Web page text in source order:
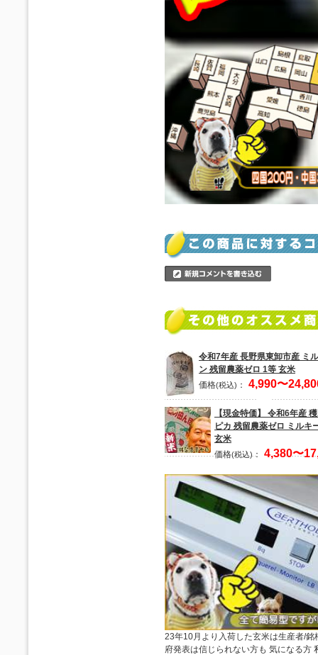
令和7年産 長野県東卸市産 ミ
ン 残留農薬ゼロ 1等 玄米
価格(税込) ： 4,990〜
【現金特価】 令和6年産
ピカ 残留農薬ゼロ ミルキ
玄米
価格(税込)： 4,380〜
23年10月より入荷した玄米は生産者/
府発表は信じられない方も 気になる方